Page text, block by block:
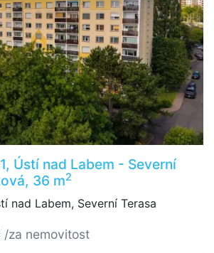
Ústí nad Labem - Severní
36 m2
nad Labem, Severní Terasa
/za nemovitost